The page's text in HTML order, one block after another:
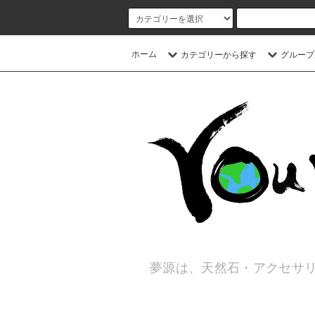
ホーム カテゴリーから探す グルー
夢源は、天然石・アクセサ